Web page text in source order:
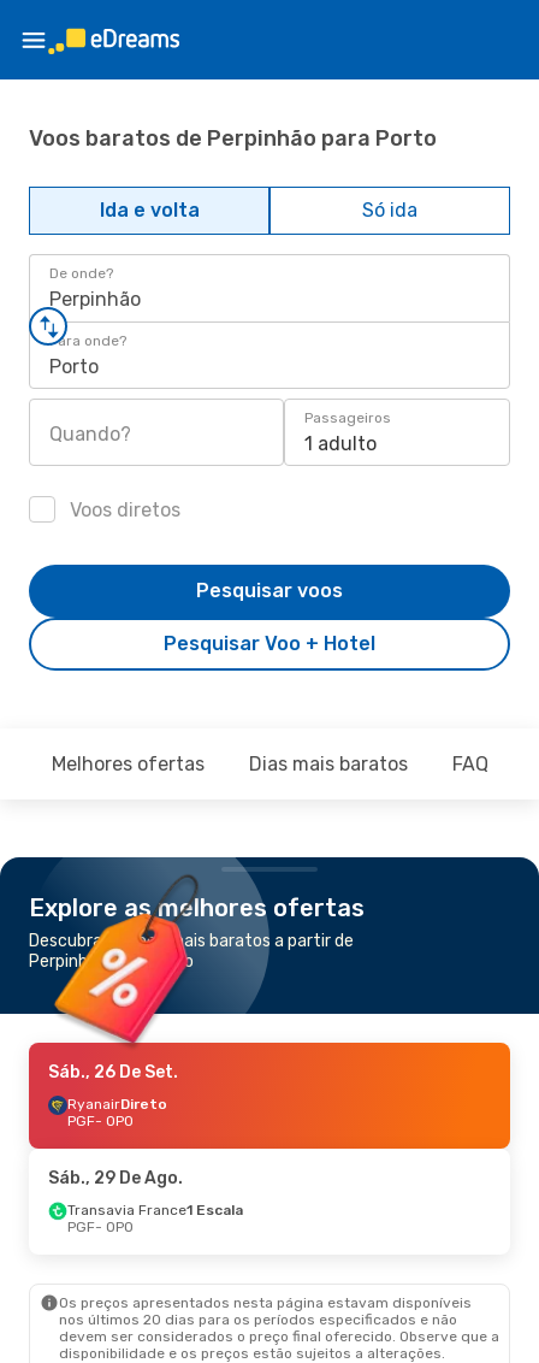
Voos baratos de Perpinhão para Porto
Ida e volta Só ida
De onde?
Perpinhão
Para onde?
Porto
Quando?
Passageiros
1 adulto
Voos diretos
Pesquisar Voo + Hotel
Pesquisar voos
Melhores ofertas Dias mais baratos FAQ
Explore as melhores ofertas
Descubra os voos mais baratos a partir de
Perpinhão para Porto
Sáb., 26 De Set.
RyanairDireto
PGF- OPO
Sáb., 29 De Ago.
Transavia France1 Escala
PGF- OPO
Os preços apresentados nesta página estavam disponíveis
nos últimos 20 dias para os períodos especificados e não
devem ser considerados o preço final oferecido. Observe que a
disponibilidade e os preços estão sujeitos a alterações.